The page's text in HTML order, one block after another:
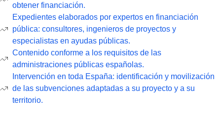
obtener financiación.
Expedientes elaborados por expertos en financiación
pública: consultores, ingenieros de proyectos y
especialistas en ayudas públicas.
Contenido conforme a los requisitos de las
administraciones públicas españolas.
Intervención en toda España: identificación y movilización
de las subvenciones adaptadas a su proyecto y a su
territorio.